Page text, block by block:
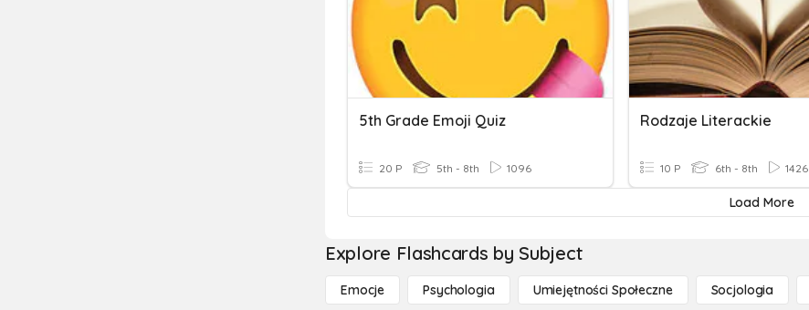
5th Grade Emoji Quiz
20 P 5th - 8th 1096
Rodzaje Literackie
10 P 6th - 8th 1426
Load More
Explore Flashcards by Subject
Emocje Psychologia Umiejętności Społeczne Socjologia